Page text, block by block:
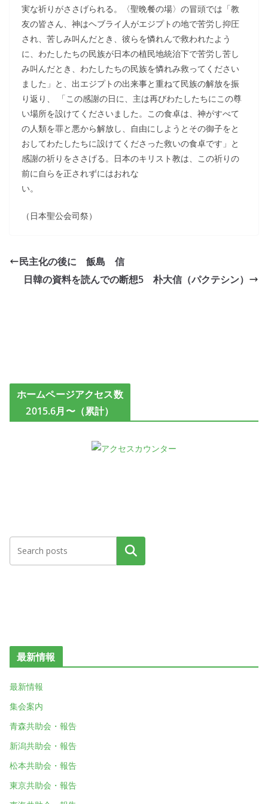
実な祈りがささげられる。〈聖晩餐の場〉の冒頭では「教
友の皆さん、神はヘブライ人がエジプトの地で苦労し抑圧
され、苦しみ叫んだとき、彼らを憐れんで救われたよう
に、わたしたちの民族が日本の植民地統治下で苦労し苦し
み叫んだとき、わたしたちの民族を憐れみ救ってください
ました」と、出エジプトの出来事と重ねて民族の解放を振
り返り、 「この感謝の日に、主は再びわたしたちにこの尊
い場所を設けてくださいました。この食卓は、神がすべて
の人類を罪と悪から解放し、自由にしようとその御子をと
おしてわたしたちに設けてくださった救いの食卓です」と
感謝の祈りをささげる。日本のキリスト教は、この祈りの
前に自らを正されずにはおれな
い。
（日本聖公会司祭）
民主化の後に 飯島 信
日韓の資料を読んでの断想5 朴大信（パクテシン）
ホームページアクセス数
2015.6月〜（累計）
検索
最新情報
最新情報
集会案内
青森共助会・報告
新潟共助会・報告
松本共助会・報告
東京共助会・報告